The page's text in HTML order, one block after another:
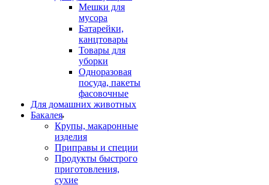
Мешки для
мусора
Батарейки,
канцтовары
Товары для
уборки
Одноразовая
посуда, пакеты
фасовочные
Для домашних животных
Бакалея
Крупы, макаронные
изделия
Приправы и специи
Продукты быстрого
приготовления,
сухие